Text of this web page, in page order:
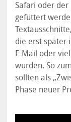
Safari oder
gefüttert
die erst später
E-Mail oder
wurden. So
sollten als
Phase neuer